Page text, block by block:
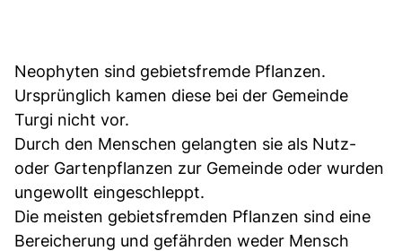
Neophyten sind gebietsfremde Pflanzen.
Ursprünglich kamen diese bei der Gemeinde
Turgi nicht vor.
Durch den Menschen gelangten sie als Nutz-
oder Gartenpflanzen zur Gemeinde oder wurden
ungewollt eingeschleppt.
Die meisten gebietsfremden Pflanzen sind eine
Bereicherung und gefährden weder Mensch